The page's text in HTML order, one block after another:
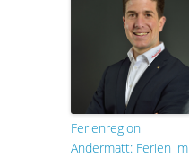
Ferienregion
Andermatt: Ferien im